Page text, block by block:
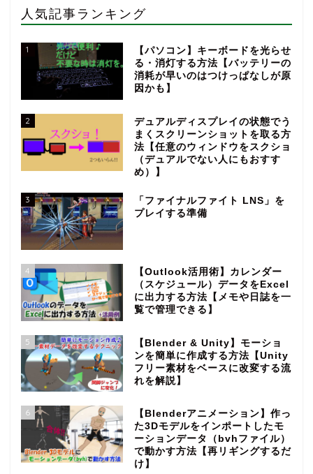
人気記事ランキング
1
【パソコン】キーボードを光らせ
る・消灯する方法【バッテリーの
消耗が早いのはつけっぱなしが原
因かも】
2
デュアルディスプレイの状態でう
まくスクリーンショットを取る方
法【任意のウィンドウをスクショ
（デュアルでない人にもおすす
め）】
3
「ファイナルファイト LNS」を
プレイする準備
4
【Outlook活用術】カレンダー
（スケジュール）データをExcel
に出力する方法【メモや日誌を一
覧で管理できる】
5
【Blender & Unity】モーショ
ンを簡単に作成する方法【Unity
フリー素材をベースに改変する流
れを解説】
6
【Blenderアニメーション】作っ
た3Dモデルをインポートしたモ
ーションデータ（bvhファイル）
で動かす方法【再リギングするだ
け】